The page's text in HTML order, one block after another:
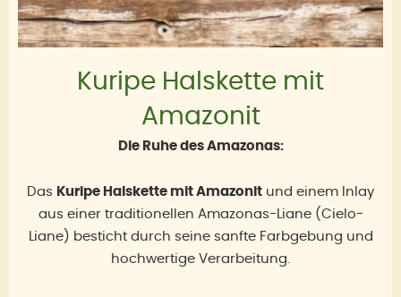
Kuripe Halskette mit
Amazonit
Die Ruhe des Amazonas:
Das Kuripe Halskette mit Amazonit und einem Inlay
aus einer traditionellen Amazonas-Liane (Cielo-
Liane) besticht durch seine sanfte Farbgebung und
hochwertige Verarbeitung.